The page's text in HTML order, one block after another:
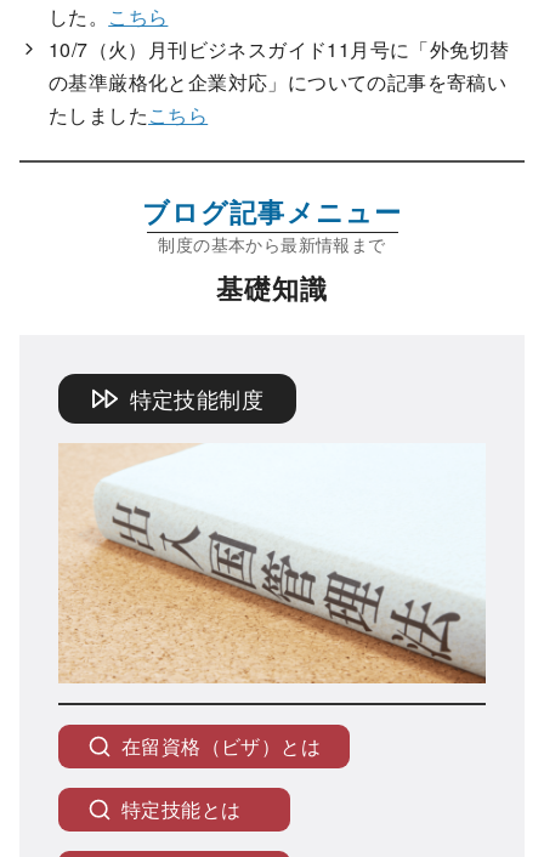
した。 こちら
10/7（火）月刊ビジネスガイド11月号に「外免切替
の基準厳格化と企業対応」についての記事を寄稿い
たしましたこちら
ブログ記事メニュー
基礎知識
特定技能制度
在留資格（ビザ）とは
特定技能とは